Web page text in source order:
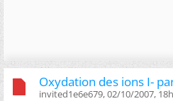
Oxydation des ions I-
invited1e6e679, 02/10/2007,